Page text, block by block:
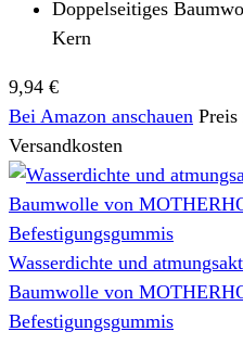
Doppelseitiges
Kern
9,94 €
Bei Amazon anschauen
Versandkosten
Wasserdichte und
Baumwolle von
Befestigungsgummis